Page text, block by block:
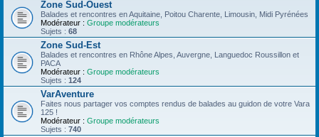
Zone Sud-Ouest
Balades et rencontres en Aquitaine, Poitou Charente, Limousin, Midi Pyrénées
Modérateur : Groupe modérateurs
Sujets : 68
Zone Sud-Est
Balades et rencontres en Rhône Alpes, Auvergne, Languedoc Roussillon et
PACA
Modérateur : Groupe modérateurs
Sujets : 124
VarAventure
Faites nous partager vos comptes rendus de balades au guidon de votre Vara
125 !
Modérateur : Groupe modérateurs
Sujets : 740